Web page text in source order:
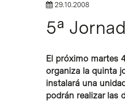
Intro para buscar o
29.10.2008
5ª
El próximo martes
organiza la quinta
instalará una
podrán realizar las